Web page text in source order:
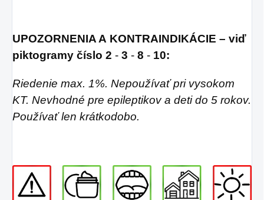
UPOZORNENIA A KONTRAINDIKÁCIE – viď
piktogramy číslo 2 - 3 - 8 - 10:
Riedenie max. 1%. Nepoužívať pri vysokom
KT. Nevhodné pre epileptikov a deti do 5 rokov.
Používať len krátkodobo.